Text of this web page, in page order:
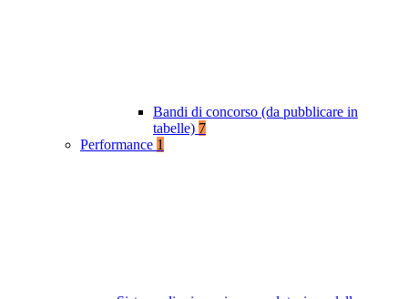
Bandi di concorso (da pubblicare in
tabelle) 7
Performance 1